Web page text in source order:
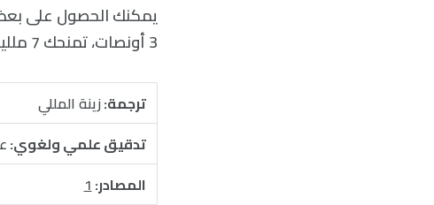
يمكنك الحصول على بعض
3 أونصات، تمنحك 7 ملليغرام من عنصر الحديد. لذا، امضي قُدُمًا، ودلل نفسك.
ترجمة:زينة المللي
تدقيق علمي ولغوي:
المصادر:1